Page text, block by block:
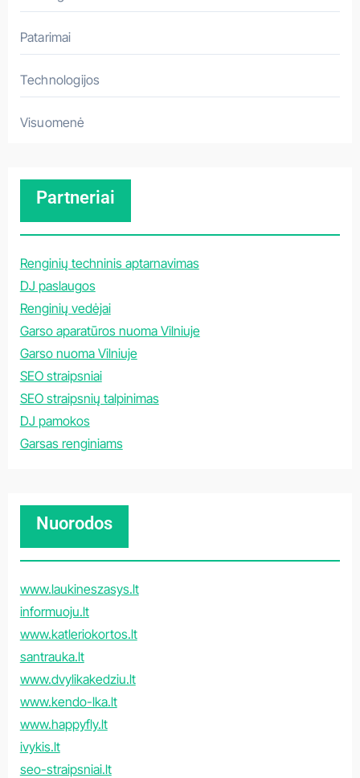
Patarimai
Technologijos
Visuomenė
Partneriai
Renginių techninis aptarnavimas
DJ paslaugos
Renginių vedėjai
Garso aparatūros nuoma Vilniuje
Garso nuoma Vilniuje
SEO straipsniai
SEO straipsnių talpinimas
DJ pamokos
Garsas renginiams
Nuorodos
www.laukineszasys.lt
informuoju.lt
www.katleriokortos.lt
santrauka.lt
www.dvylikakedziu.lt
www.kendo-lka.lt
www.happyfly.lt
ivykis.lt
seo-straipsniai.lt